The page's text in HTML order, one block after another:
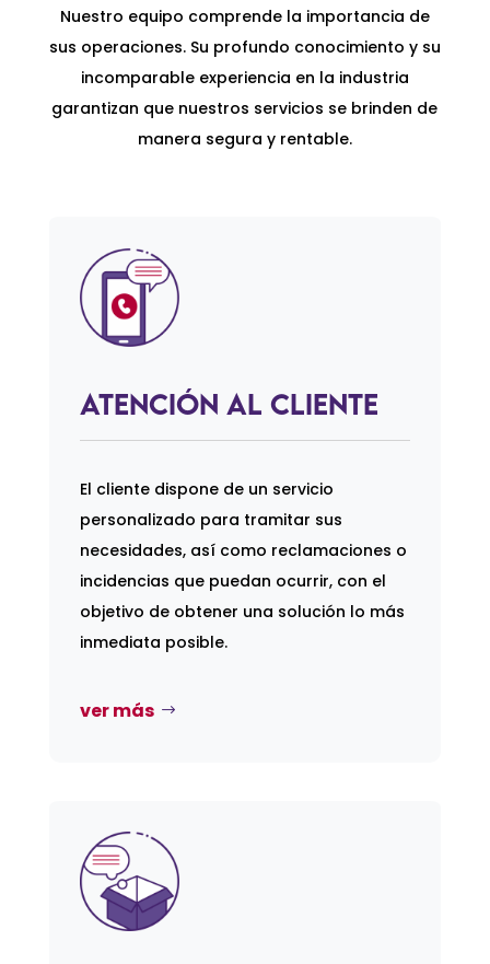
Nuestro equipo comprende la importancia de
sus operaciones. Su profundo conocimiento y su
incomparable experiencia en la industria
garantizan que nuestros servicios se brinden de
manera segura y rentable.
Atención al Cliente
El cliente dispone de un servicio
personalizado para tramitar sus
necesidades, así como reclamaciones o
incidencias que puedan ocurrir, con el
objetivo de obtener una solución lo más
inmediata posible.
ver más